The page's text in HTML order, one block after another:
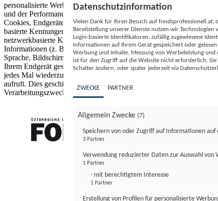
personalisierte Werbung und Inhalte, Messung von Werbeleistung
und der Performance von Inhalten sowie Zielgruppenforschung.
Cookies, Endgeräte- oder ähnliche Online-Kennungen (z. B. login-
basierte Kennungen, zufällig generierte Kennungen,
netzwerkbasierte Kennungen) können zusammen mit anderen
Informationen (z. B. Browsertyp und Browserinformationen,
Sprache, Bildschirmgröße, unterstützte Technologien usw.) auf
Ihrem Endgerät gespeichert oder von dort ausgelesen werden, um es
jedes Mal wiederzuerkennen, wenn es eine App oder einer Webseite
aufruft. Dies geschieht für einen oder mehrere der hier aufgeführten
Verarbeitungszwecke.
Datenschutzinformation
Vielen Dank für Ihren Besuch auf
Bereitstellung unserer Dienste nutzen wir Technologien
Login-basierte Identifikatoren, zufällig zugewiesene
Informationen auf Ihrem Gerät gespeichert oder
Werbung und Inhalte, Messung von Werbeleistung
ist für den Zugriff auf die Website nicht erforderlich.
Schalter ändern, oder später jederzeit via
ZWECKE PARTNER
Allgemein Zwecke (7)
Speichern von oder Zugriff auf Informationen auf
3 Partner
Verwendung reduzierter Daten zur Auswahl von
1 Partner
- mit berechtigtem Interesse
1 Partner
Erstellung von Profilen für personalisierte
FONDS professionell